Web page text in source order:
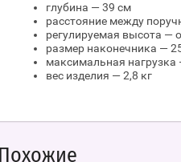
глубина — 39 см
расстояние между
регулируемая высота —
размер наконечника —
максимальная нагрузка
вес изделия — 2,8 кг
Похожие